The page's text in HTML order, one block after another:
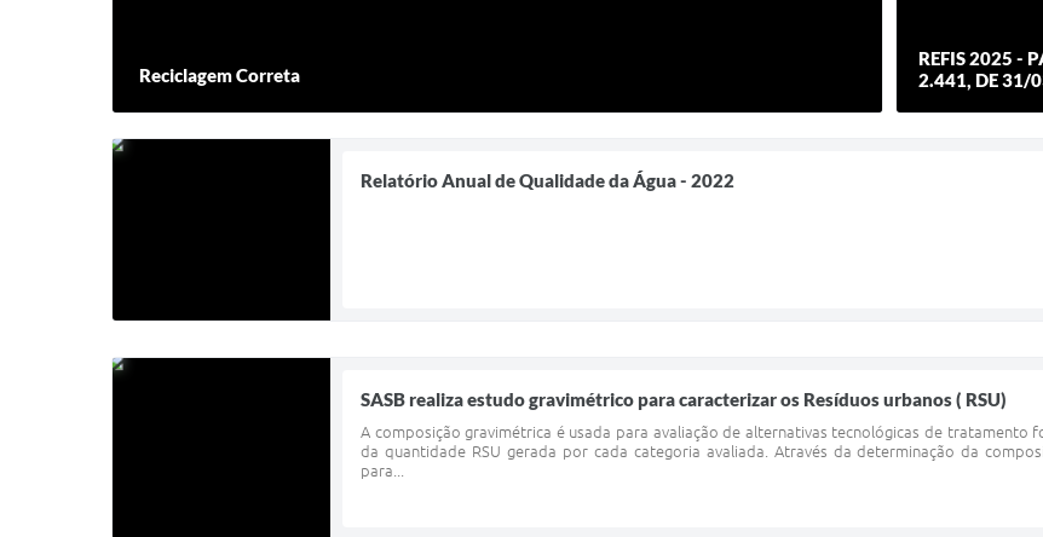
Reciclagem Correta
REFIS 2025 -
2.441, DE 31/
Relatório Anual de Qualidade da Água - 2022
SASB realiza estudo gravimétrico para caracterizar os Resíduos urbanos ( RSU)
A composição gravimétrica é usada para avaliação de alternativas tecnológicas de tratamento
da quantidade RSU gerada por cada categoria avaliada. Através da determinação da
para...